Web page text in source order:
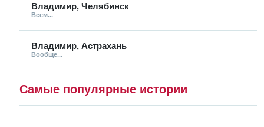
Владимир, Челябинск
Всем...
Владимир, Астрахань
Вообще...
Самые популярные истории